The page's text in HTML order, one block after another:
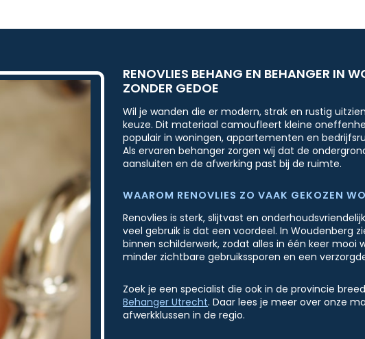
RENOVLIES BEHANG EN BEHANGER IN
ZONDER GEDOE
Wil je wanden die er modern, strak en rustig
keuze. Dit materiaal camoufleert kleine
populair in woningen, appartementen en
Als ervaren behanger zorgen wij dat de
aansluiten en de afwerking past bij de ruimte.
WAAROM RENOVLIES ZO VAAK GEKOZEN
Renovlies is sterk, slijtvast en
veel gebruik is dat een voordeel. In Woudenberg
binnen schilderwerk, zodat alles in één keer
minder zichtbare gebruikssporen en een
Zoek je een specialist die ook in de provincie
Behanger Utrecht. Daar lees je meer over onze
afwerkklussen in de regio.